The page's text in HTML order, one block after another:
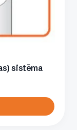
sistēma